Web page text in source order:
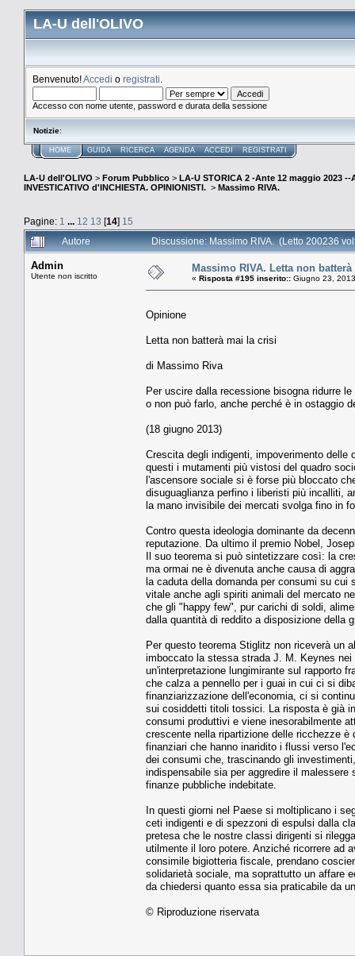
LA-U dell'OLIVO
Benvenuto!Accedi o registrati
Accesso con nome utente, password e durata della sessione
Notizie:
HOME GUIDA RICERCA AGENDA ACCEDI REGISTRATI
LA-U dell'OLIVO > Forum Pubblico > LA-U STORICA 2 -Ante 12 maggio 2023 --
INVESTICATIVO d'INCHIESTA. OPINIONISTI. > Massimo RIVA.
Pagine: 1 ... 12 13 [14] 15
Autore
Discussione: Massimo RIVA. (Letto 200236
Admin
Utente non iscritto
Massimo RIVA. Letta non
« Risposta #195 inserito:: Giugno 23,
Opinione
Letta non batterà mai la crisi
di Massimo Riva
Per uscire dalla recessione bisogna ridurre
o non può farlo, anche perché è in ostaggio
(18 giugno 2013)
Crescita degli indigenti, impoverimento
questi i mutamenti più vistosi del quadro
l'ascensore sociale si è forse più bloccato
disuguaglianza perfino i liberisti più incalliti,
la mano invisibile dei mercati svolga fino in
Contro questa ideologia dominante da
reputazione. Da ultimo il premio Nobel,
Il suo teorema si può sintetizzare così: la
ma ormai ne è divenuta anche causa di
la caduta della domanda per consumi su
vitale anche agli spiriti animali del mercato
che gli "happy few", pur carichi di soldi,
dalla quantità di reddito a disposizione della
Per questo teorema Stiglitz non riceverà un
imboccato la stessa strada J. M. Keynes
un'interpretazione lungimirante sul rapporto
che calza a pennello per i guai in cui ci si
finanziarizzazione dell'economia, ci si
sui cosiddetti titoli tossici. La risposta è già
consumi produttivi e viene inesorabilmente
crescente nella ripartizione delle ricchezze
finanziari che hanno inaridito i flussi verso
dei consumi che, trascinando gli
indispensabile sia per aggredire il
finanze pubbliche indebitate.
In questi giorni nel Paese si moltiplicano i
ceti indigenti e di spezzoni di espulsi dalla
pretesa che le nostre classi dirigenti si
utilmente il loro potere. Anziché ricorrere ad
consimile bigiotteria fiscale, prendano
solidarietà sociale, ma soprattutto un affare
da chiedersi quanto essa sia praticabile da
© Riproduzione riservata